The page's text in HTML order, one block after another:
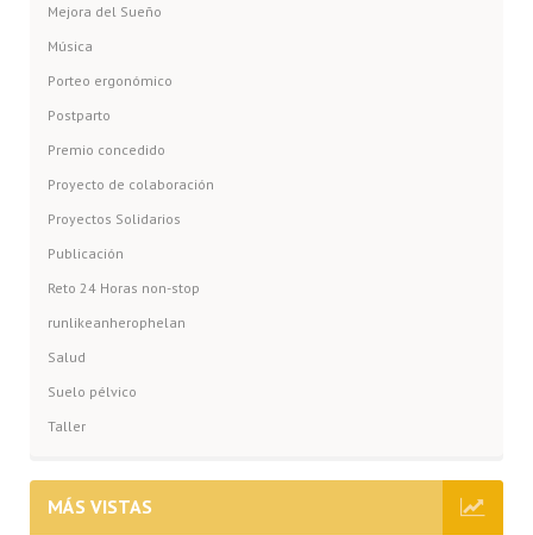
Mejora del Sueño
Música
Porteo ergonómico
Postparto
Premio concedido
Proyecto de colaboración
Proyectos Solidarios
Publicación
Reto 24 Horas non-stop
runlikeanherophelan
Salud
Suelo pélvico
Taller
MÁS VISTAS